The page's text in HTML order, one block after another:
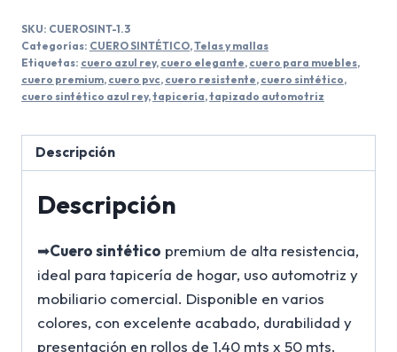
Rey
cantidad
SKU: CUEROSINT-1.3
Categorías: CUERO SINTÉTICO,Telas y mallas
Etiquetas: cuero azul rey, cuero elegante, cuero para muebles,
cuero premium, cuero pvc, cuero resistente, cuero sintético,
cuero sintético azul rey,tapicería,tapizado automotriz
Descripción
Descripción
➡Cuero sintético premium de alta resistencia,
ideal para tapicería de hogar, uso automotriz y
mobiliario comercial. Disponible en varios
colores, con excelente acabado, durabilidad y
presentación en rollos de 1.40 mts x 50 mts.